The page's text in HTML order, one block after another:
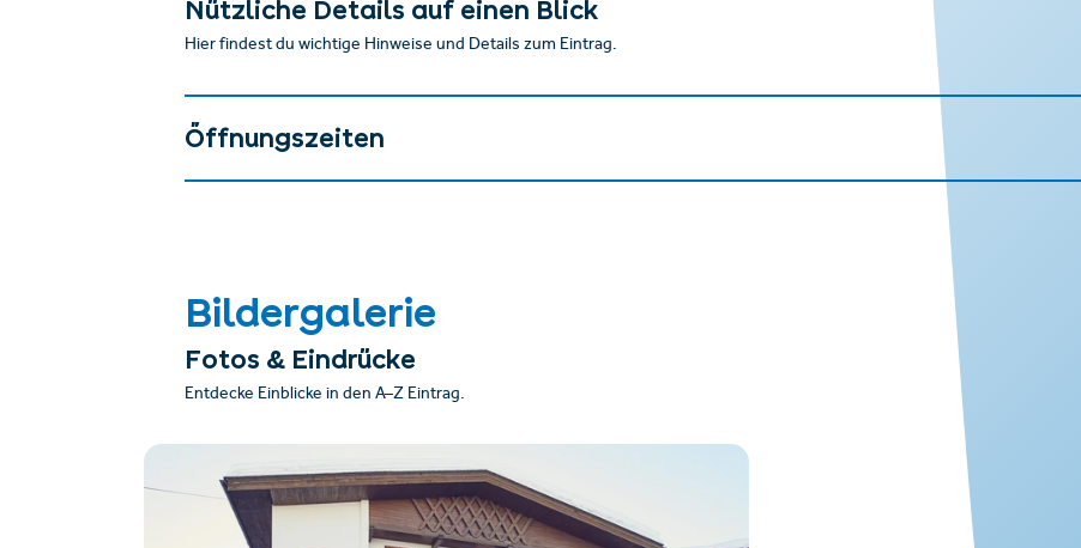
Nützliche Details auf einen Blick
Hier findest du wichtige Hinweise und Details zum Eintrag.
Öffnungszeiten
Bildergalerie
Fotos & Eindrücke
Entdecke Einblicke in den A–Z Eintrag.